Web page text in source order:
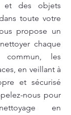
et des objets
toute votre
propose un
chaque
les
en veillant à
et sécurisé
nous pour
en